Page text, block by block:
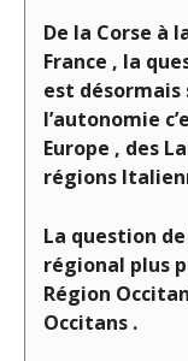
De la Corse à
France , la
est désormais
l’autonomie
Europe , des
régions
La question
régional plus
Région
Occitans .